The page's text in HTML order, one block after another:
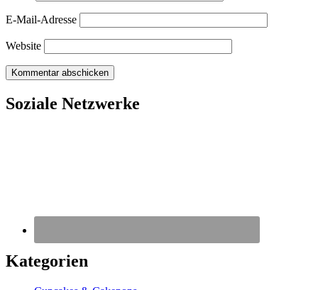
E-Mail-Adresse
Website
Soziale Netzwerke
Kategorien